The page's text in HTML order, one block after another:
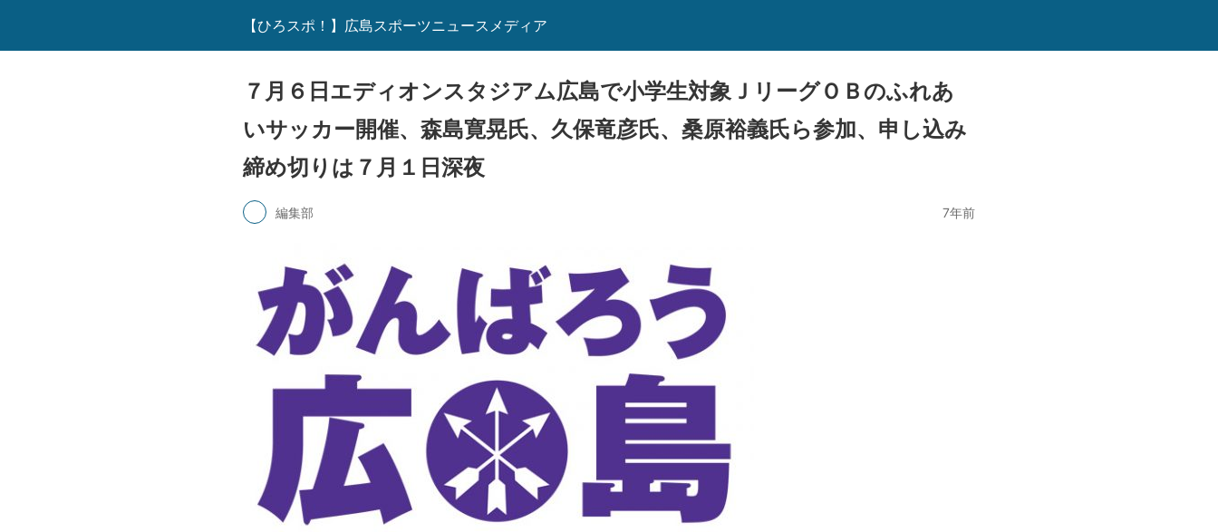
【ひろスポ！】広島スポーツニュースメディア
７月６日エディオンスタジアム広島で小学生対象ＪリーグＯＢのふれあ
いサッカー開催、森島寛晃氏、久保竜彦氏、桑原裕義氏ら参加、申し込み
締め切りは７月１日深夜
編集部 7年前